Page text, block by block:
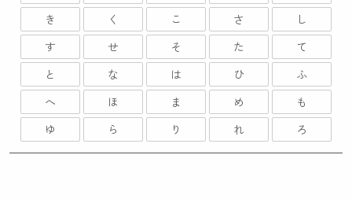
き
く こ さ
し
す
せ そ た
て
と
な は ひ
ふ
へ
ほ ま め
も
ゆ
ら り れ ろ